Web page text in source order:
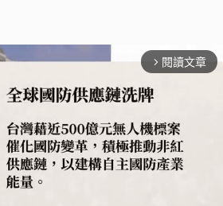
arrow_forward_ios 閱讀文章